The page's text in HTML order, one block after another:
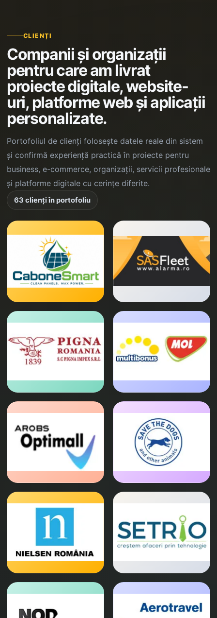
CLIENȚI
Companii și organizații
pentru care am livrat
proiecte digitale, website-
uri, platforme web și aplicații
personalizate.
Portofoliul de clienți folosește datele reale din sistem
și confirmă experiență practică în proiecte pentru
business, e-commerce, organizații, servicii profesionale
și platforme digitale cu cerințe diferite.
63 clienți în portofoliu